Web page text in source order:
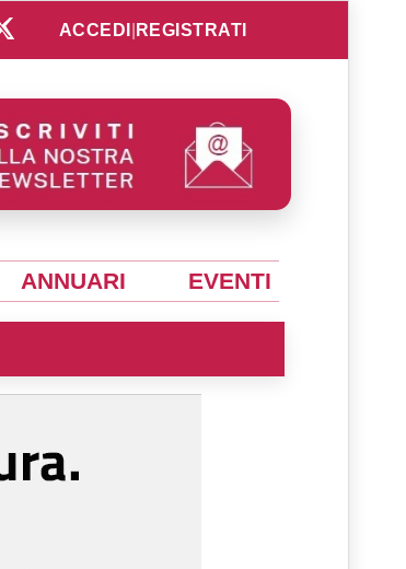
ACCEDI REGISTRATI
ANNUARI EVENTI